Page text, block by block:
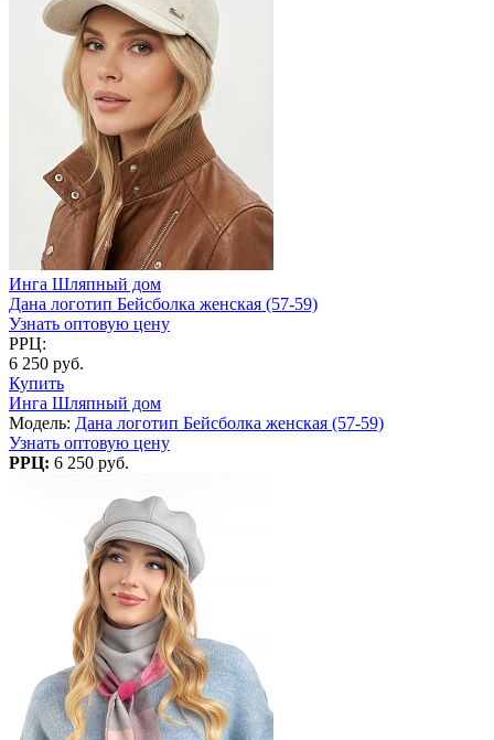
Инга Шляпный дом
Дана логотип Бейсболка женская (57-59)
Узнать оптовую цену
РРЦ:
6 250 руб.
Купить
Инга Шляпный дом
Модель: Дана логотип Бейсболка женская (57-59)
Узнать оптовую цену
РРЦ: 6 250 руб.